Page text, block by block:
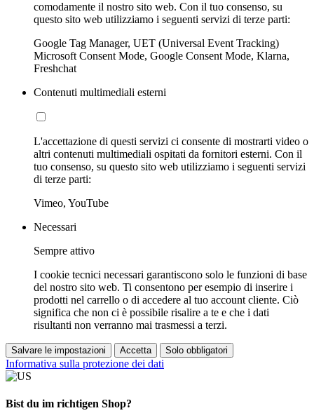
comodamente il nostro sito web. Con il tuo consenso, su
questo sito web utilizziamo i seguenti servizi di terze parti:
Google Tag Manager, UET (Universal Event Tracking)
Microsoft Consent Mode, Google Consent Mode, Klarna,
Freshchat
Contenuti multimediali esterni
L'accettazione di questi servizi ci consente di mostrarti video o
altri contenuti multimediali ospitati da fornitori esterni. Con il
tuo consenso, su questo sito web utilizziamo i seguenti servizi
di terze parti:
Vimeo, YouTube
Necessari
Sempre attivo
I cookie tecnici necessari garantiscono solo le funzioni di base
del nostro sito web. Ti consentono per esempio di inserire i
prodotti nel carrello o di accedere al tuo account cliente. Ciò
significa che non ci è possibile risalire a te e che i dati
risultanti non verranno mai trasmessi a terzi.
Salvare le impostazioni Accetta Solo obbligatori
Informativa sulla protezione dei dati
Bist du im richtigen Shop?